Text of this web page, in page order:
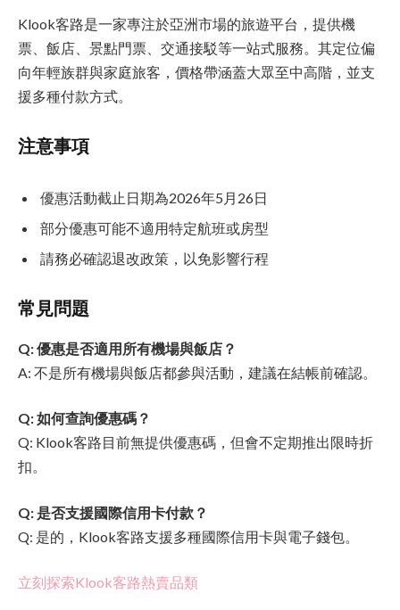
Klook客路是一家專注於亞洲市場的旅遊平台，提供機
票、飯店、景點門票、交通接駁等一站式服務。其定位偏
向年輕族群與家庭旅客，價格帶涵蓋大眾至中高階，並支
援多種付款方式。
注意事項
優惠活動截止日期為2026年5月26日
部分優惠可能不適用特定航班或房型
請務必確認退改政策，以免影響行程
常見問題
Q: 優惠是否適用所有機場與飯店？
A: 不是所有機場與飯店都參與活動，建議在結帳前確認。
Q: 如何查詢優惠碼？
Q: Klook客路目前無提供優惠碼，但會不定期推出限時折
扣。
Q: 是否支援國際信用卡付款？
Q: 是的，Klook客路支援多種國際信用卡與電子錢包。
立刻探索Klook客路熱賣品類